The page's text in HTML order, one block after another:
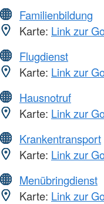
Familienbildung
Karte: Link zur
Flugdienst
Karte: Link zur
Hausnotruf
Karte: Link zur
Krankentransport
Karte: Link zur
Menübringdienst
Karte: Link zur